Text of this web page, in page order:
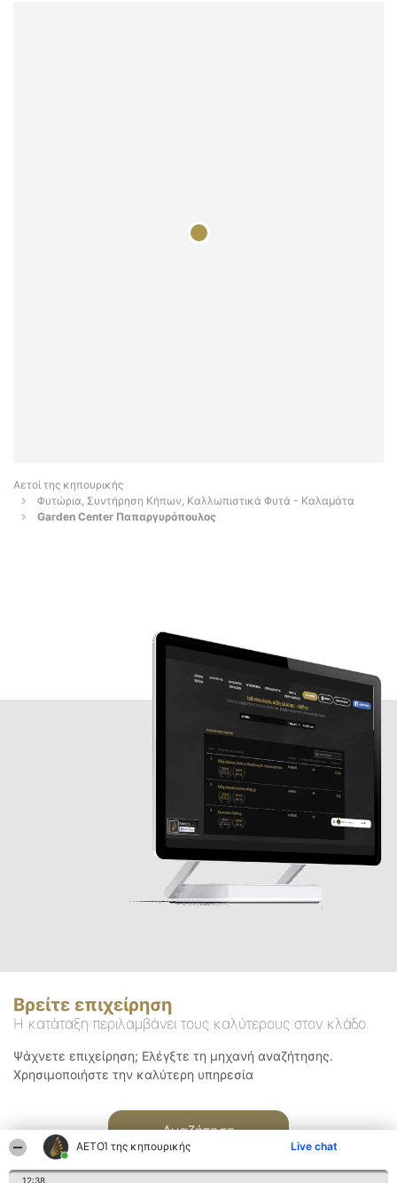
ΑΕΤΟΊ της κηπουρικής Live chat
12:38
Αετοί της κηπουρικής
Φυτώρια, Συντήρηση Κήπων, Καλλωπιστικά Φυτά - Καλαμάτα
Garden Center Παπαργυρόπουλος
Βρείτε επιχείρηση
Η κατάταξη περιλαμβάνει τους καλύτερους στον κλάδο
Ψάχνετε επιχείρηση; Ελέγξτε τη μηχανή αναζήτησης.
Χρησιμοποιήστε την καλύτερη υπηρεσία
Αναζήτηση